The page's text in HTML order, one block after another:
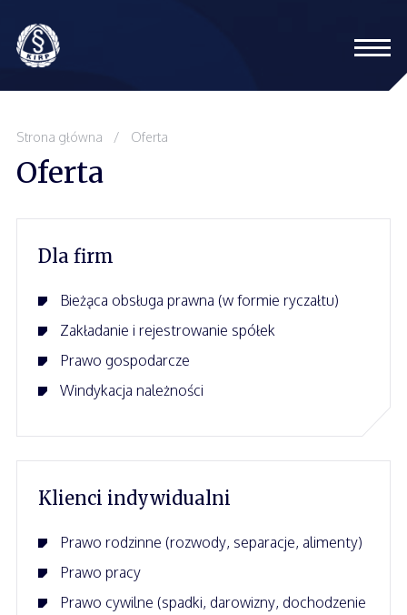
Zespół
Kontakt
Strona główna / Oferta
Oferta
Dla firm
Bieżąca obsługa prawna (w formie ryczałtu)
Zakładanie i rejestrowanie spółek
Prawo gospodarcze
Windykacja należności
Klienci indywidualni
Prawo rodzinne (rozwody, separacje, alimenty)
Prawo pracy
Prawo cywilne (spadki, darowizny, dochodzenie